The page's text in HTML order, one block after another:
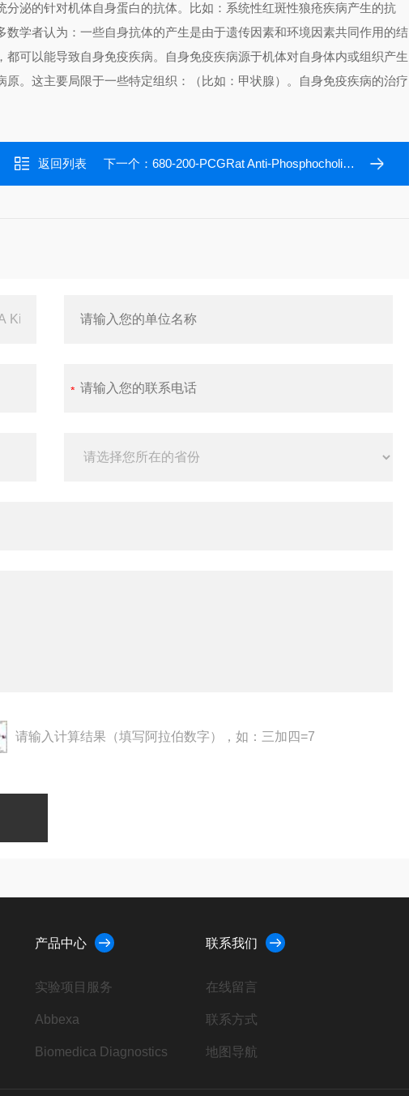
泌的针对机体自身蛋白的抗体。比如：系统性红斑性狼疮疾病产生的抗
学者认为：一些自身抗体的产生是由于遗传因素和环境因素共同作用的结
可以能导致自身免疫疾病。自身免疫疾病源于机体对自身体内或组织产生
。这主要局限于一些特定组织：（比如：甲状腺）。自身免疫疾病的治疗
返回列表 下一个： 680-200-PCGRat Anti-Phosphocholine (anti-PC) IgG ELISA Kit
请输入计算结果（填写阿拉伯数字），如：三加四=7
产品中心
实验项目服务
Abbexa
Biomedica Diagnostics
联系我们
在线留言
联系方式
地图导航